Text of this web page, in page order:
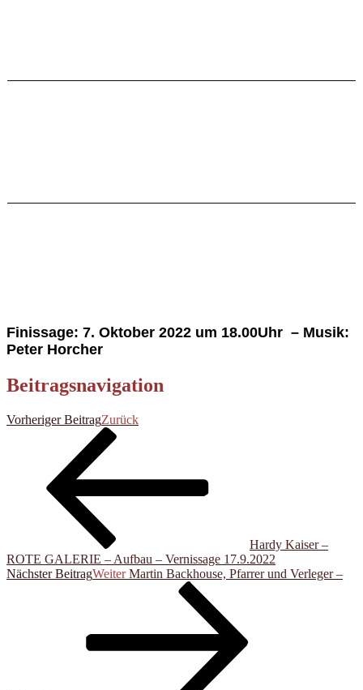
Finissage: 7. Oktober 2022 um 18.00Uhr – Musik:
Peter Horcher
Beitragsnavigation
Vorheriger BeitragZurück
Hardy Kaiser –
ROTE GALERIE – Aufbau – Vernissage 17.9.2022
Nächster BeitragWeiter Martin Backhouse, Pfarrer und Verleger –